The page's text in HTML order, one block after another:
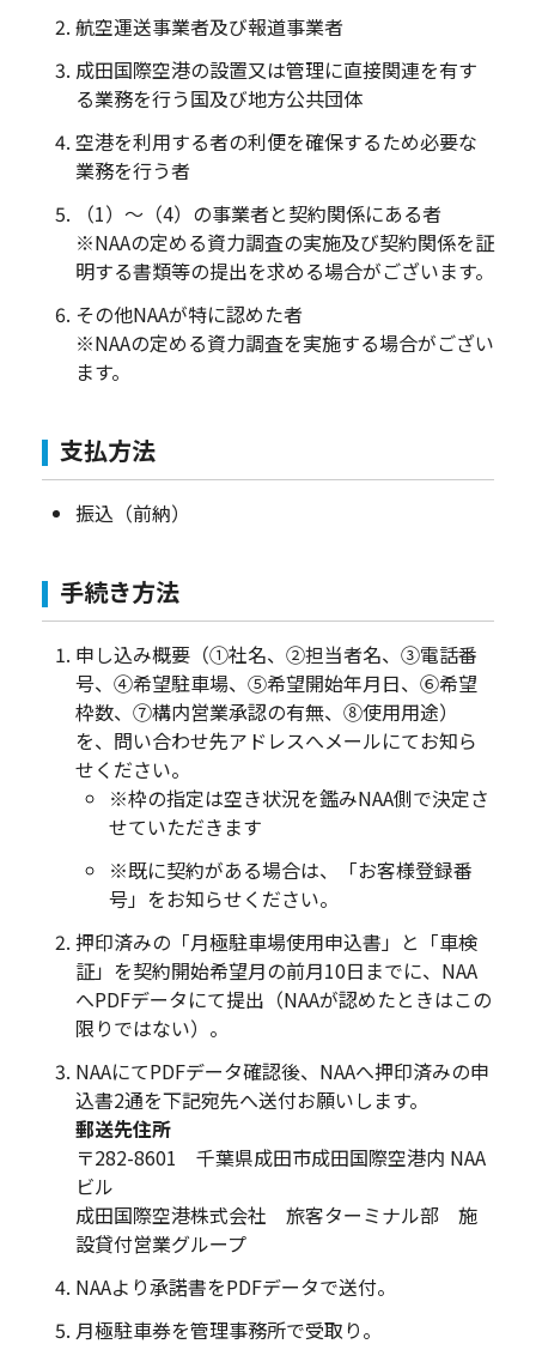
航空運送事業者及び報道事業者
成田国際空港の設置又は管理に直接関連を有す
る業務を行う国及び地方公共団体
空港を利用する者の利便を確保するため必要な
業務を行う者
（1）～（4）の事業者と契約関係にある者
※NAAの定める資力調査の実施及び契約関係を証
明する書類等の提出を求める場合がございます。
その他NAAが特に認めた者
※NAAの定める資力調査を実施する場合がござい
ます。
支払方法
振込（前納）
手続き方法
申し込み概要（①社名、②担当者名、③電話番
号、④希望駐車場、⑤希望開始年月日、⑥希望
枠数、⑦構内営業承認の有無、⑧使用用途）
を、問い合わせ先アドレスへメールにてお知ら
せください。
※枠の指定は空き状況を鑑みNAA側で決定さ
せていただきます
※既に契約がある場合は、「お客様登録番
号」をお知らせください。
押印済みの「月極駐車場使用申込書」と「車検
証」を契約開始希望月の前月10日までに、NAA
へPDFデータにて提出（NAAが認めたときはこの
限りではない）。
NAAにてPDFデータ確認後、NAAへ押印済みの申
込書2通を下記宛先へ送付お願いします。
郵送先住所
〒282-8601 千葉県成田市成田国際空港内 NAA
ビル
成田国際空港株式会社 旅客ターミナル部 施
設貸付営業グループ
NAAより承諾書をPDFデータで送付。
月極駐車券を管理事務所で受取り。